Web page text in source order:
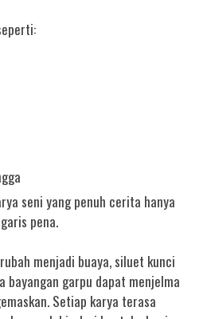
seni yang penuh cerita hanya
pena.
menjadi buaya, siluet kunci
bayangan garpu dapat menjelma
Setiap karya terasa